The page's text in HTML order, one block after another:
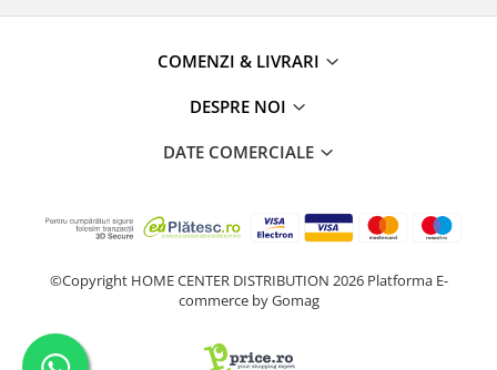
COMENZI & LIVRARI
DESPRE NOI
DATE COMERCIALE
©Copyright HOME CENTER DISTRIBUTION 2026 Platforma E-
commerce by Gomag